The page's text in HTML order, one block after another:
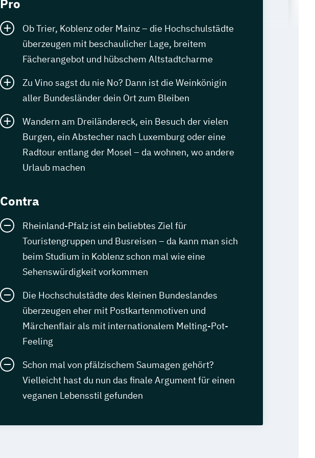
Pro
Ob Trier, Koblenz oder Mainz – die Hochschulstädte
überzeugen mit beschaulicher Lage, breitem
Fächerangebot und hübschem Altstadtcharme
Zu Vino sagst du nie No? Dann ist die Weinkönigin
aller Bundesländer dein Ort zum Bleiben
Wandern am Dreiländereck, ein Besuch der vielen
Burgen, ein Abstecher nach Luxemburg oder eine
Radtour entlang der Mosel – da wohnen, wo andere
Urlaub machen
Contra
Rheinland-Pfalz ist ein beliebtes Ziel für
Touristengruppen und Busreisen – da kann man sich
beim Studium in Koblenz schon mal wie eine
Sehenswürdigkeit vorkommen
Die Hochschulstädte des kleinen Bundeslandes
überzeugen eher mit Postkartenmotiven und
Märchenflair als mit internationalem Melting-Pot-
Feeling
Schon mal von pfälzischem Saumagen gehört?
Vielleicht hast du nun das finale Argument für einen
veganen Lebensstil gefunden